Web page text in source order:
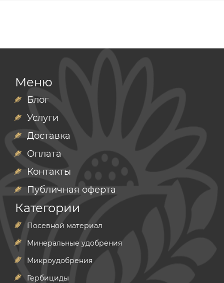
Меню
Блог
Услуги
Доставка
Оплата
Контакты
Публичная оферта
Категории
Посевной материал
Минеральные удобрения
Микроудобрения
Гербициды